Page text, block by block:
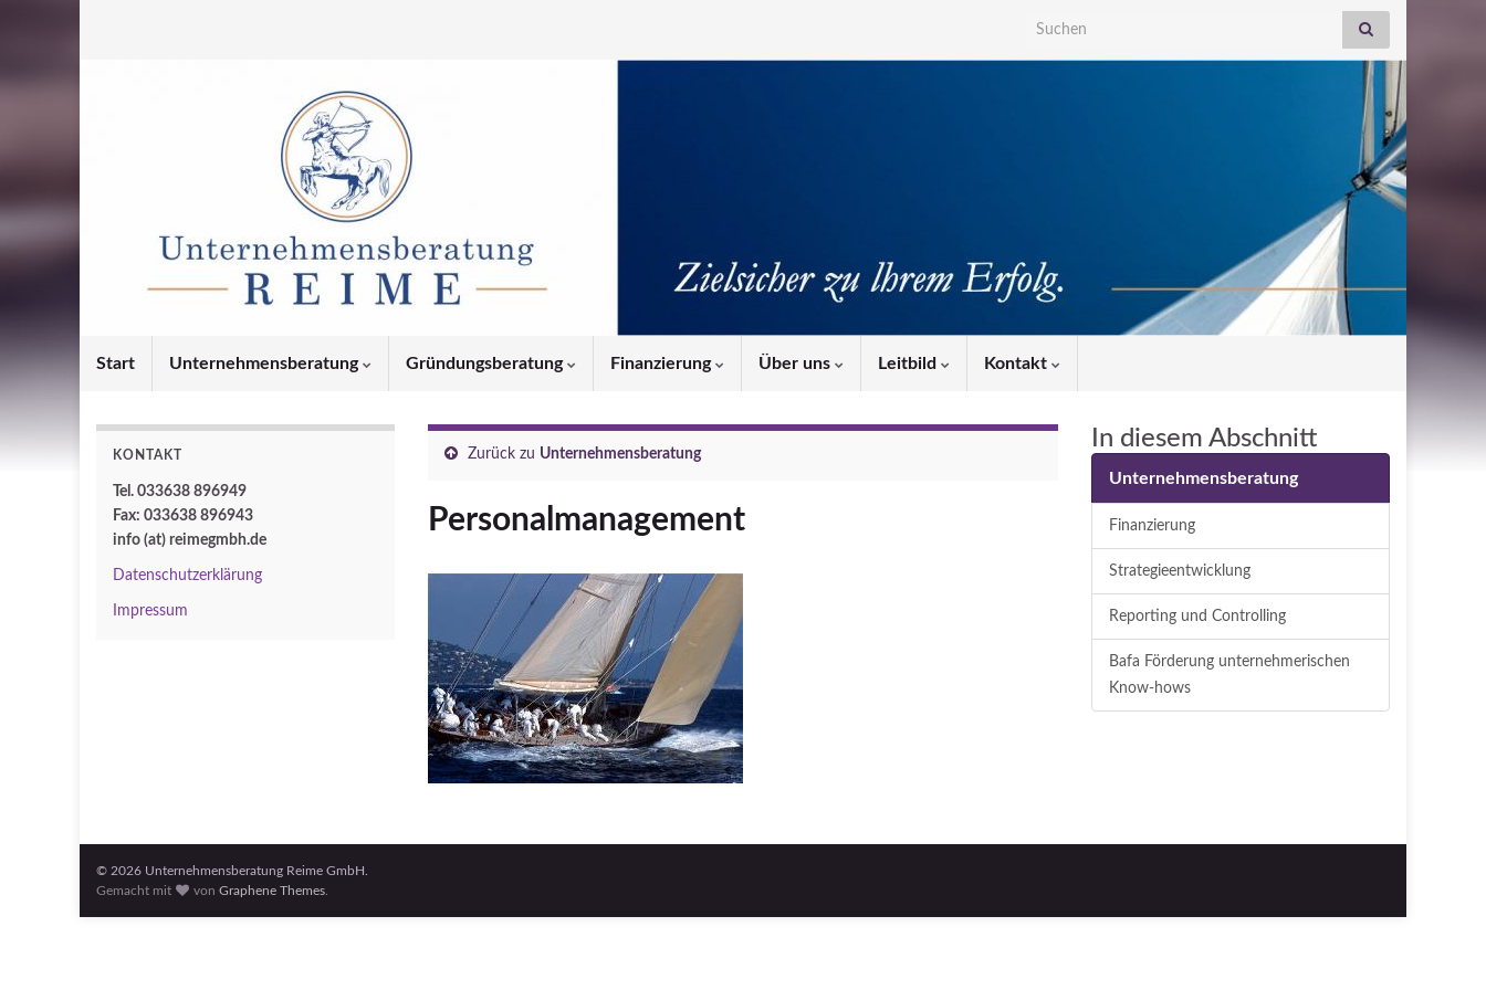
Search for:
Start Unternehmensberatung Gründungsberatung Finanzierung Über uns Leitbild Kontakt
Zurück zu Unternehmensberatung
Personalmanagement
KONTAKT
Tel. 033638 896949
Fax: 033638 896943
info (at) reimegmbh.de
Datenschutzerklärung
Impressum
In diesem Abschnitt
Unternehmensberatung
Finanzierung
Strategieentwicklung
Reporting und Controlling
Bafa Förderung unternehmerischen
Know-hows
© 2026 Unternehmensberatung Reime GmbH.
Gemacht mit
vonGraphene Themes